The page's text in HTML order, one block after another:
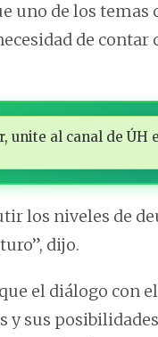
uno de los temas
de contar
unite al canal de ÚH
los niveles de
dijo.
el diálogo con
y sus